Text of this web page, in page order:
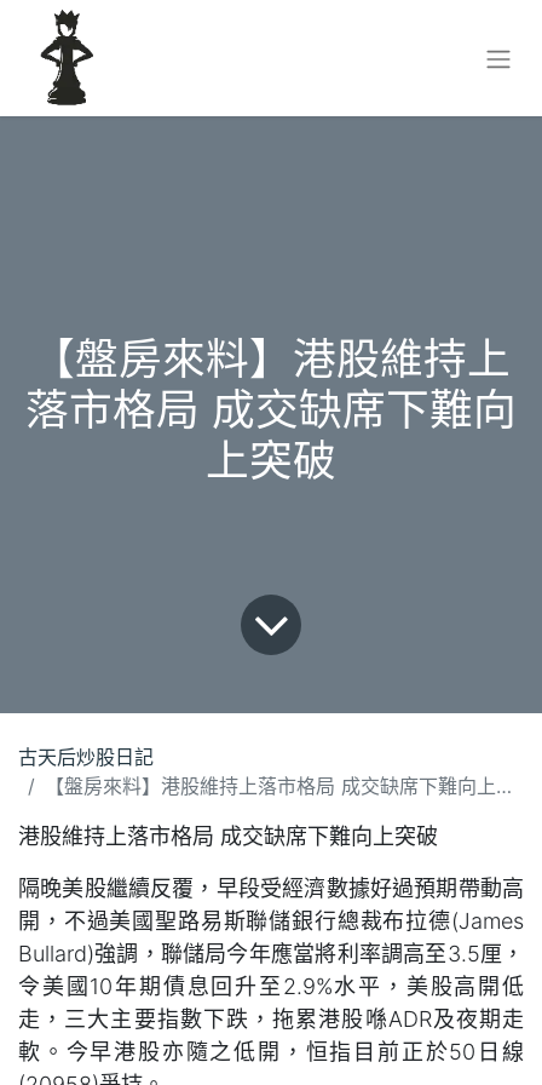
【盤房來料】港股維持上
落市格局 成交缺席下難向
上突破
古天后炒股日記
【盤房來料】港股維持上落市格局 成交缺席下難向上突破
港股維持上落市格局 成交缺席下難向上突破
隔晚美股繼續反覆，早段受經濟數據好過預期帶動高
開，不過美國聖路易斯聯儲銀行總裁布拉德(James
Bullard)強調，聯儲局今年應當將利率調高至3.5厘，
令美國10年期債息回升至2.9%水平，美股高開低
走，三大主要指數下跌，拖累港股喺ADR及夜期走
軟。今早港股亦隨之低開，恒指目前正於50日線